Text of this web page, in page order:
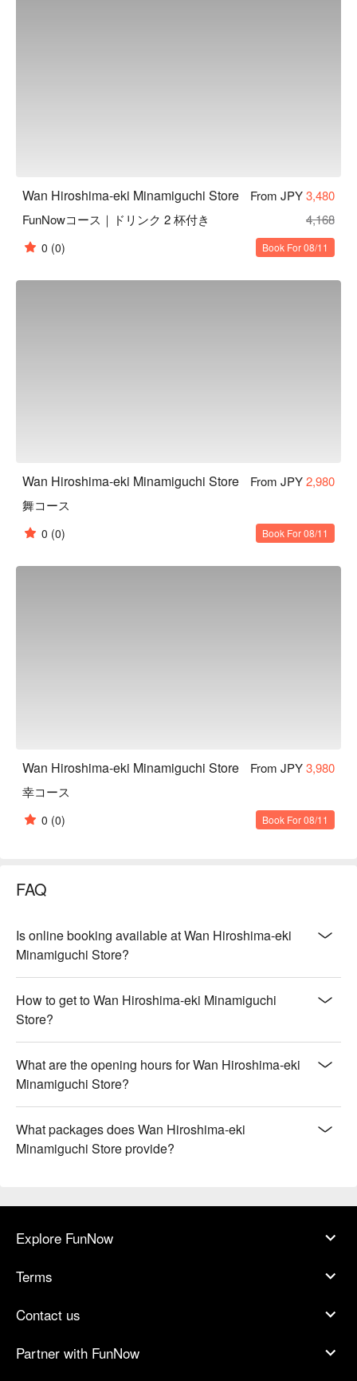
Wan Hiroshima-eki Minamiguchi Store From JPY3,480
FunNowコース｜ドリンク 2 杯付き
4,168
0 (0) Book For 08/11
Wan Hiroshima-eki Minamiguchi Store From JPY2,980
舞コース
0 (0) Book For 08/11
Wan Hiroshima-eki Minamiguchi Store From JPY3,980
幸コース
0 (0) Book For 08/11
FAQ
Is online booking available at Wan Hiroshima-eki
Minamiguchi Store?
How to get to Wan Hiroshima-eki Minamiguchi
Store?
What are the opening hours for Wan Hiroshima-eki
Minamiguchi Store?
What packages does Wan Hiroshima-eki
Minamiguchi Store provide?
Explore FunNow
Terms
Contact us
Partner with FunNow